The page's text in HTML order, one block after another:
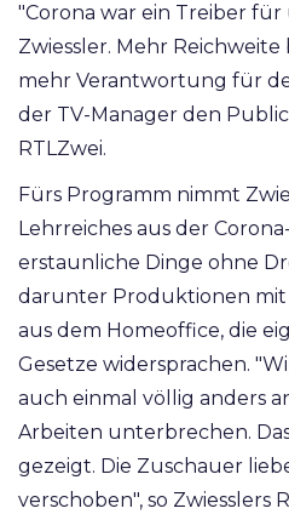
"Corona war ein Treiber für
Zwiessler. Mehr
mehr Verantwortung für
der TV-Manager den
RTLZwei.
Fürs Programm nimmt
Lehrreiches aus der
erstaunliche Dinge ohne
darunter Produktionen mit
aus dem Homeoffice, die
Gesetze widersprachen.
auch einmal völlig anders
Arbeiten unterbrechen.
gezeigt. Die Zuschauer
verschoben", so Zwiesslers